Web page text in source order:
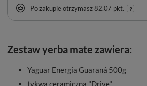
Po zakupie otrzymasz82.07 pkt.
Zestaw yerba mate zawiera:
Yaguar Energía Guaraná 500g
tykwa ceramiczna "Drive"